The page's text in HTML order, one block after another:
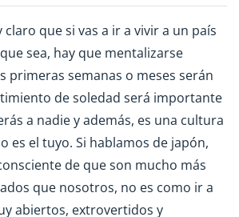
que si vas a ir a vivir a un país
sea, hay que mentalizarse
primeras semanas o meses serán
de soledad será importante
a nadie y además, es una cultura
es el tuyo. Si hablamos de japón,
de que son mucho más
que nosotros, no es como ir a
abiertos, extrovertidos y